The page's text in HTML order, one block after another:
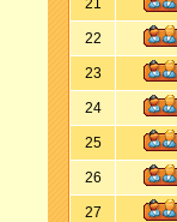
21
22
23
24
25
26
27